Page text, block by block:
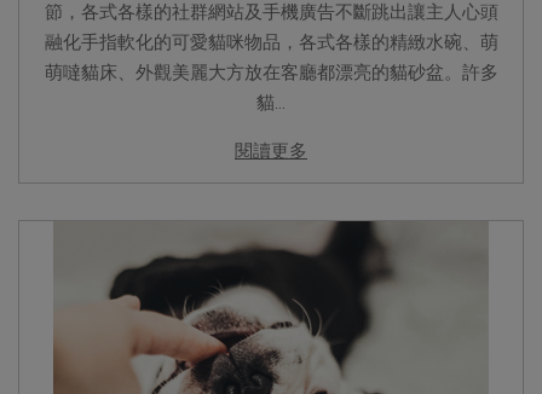
節，各式各樣的社群網站及手機廣告不斷跳出讓主人心頭
融化手指軟化的可愛貓咪物品，各式各樣的精緻水碗、萌
萌噠貓床、外觀美麗大方放在客廳都漂亮的貓砂盆。許多
貓...
閱讀更多